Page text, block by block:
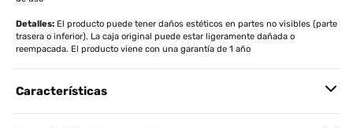
Detalles: El producto puede tener daños estéticos en partes no visibles (parte
trasera o inferior). La caja original puede estar ligeramente dañada o
reempacada. El producto viene con una garantía de 1 año
Características